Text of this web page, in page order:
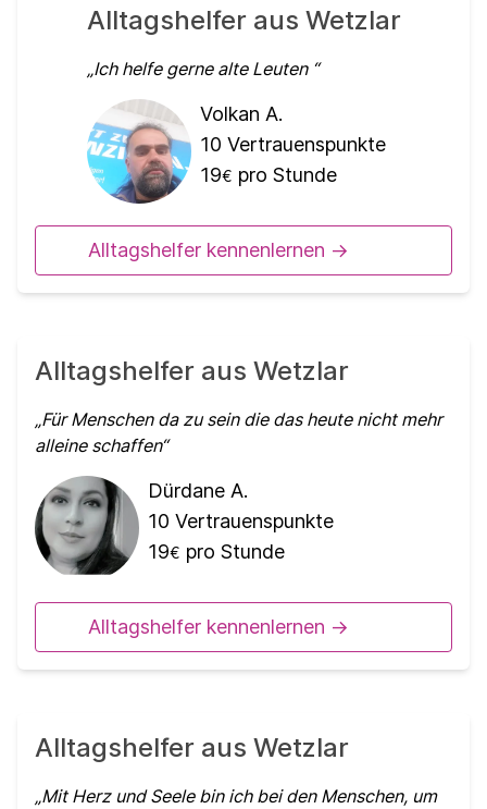
Alltagshelfer aus Wetzlar
Ich helfe gerne alte Leuten
Volkan A.
10 Vertrauenspunkte
19€ pro Stunde
Alltagshelfer kennenlernen ->
Alltagshelfer aus Wetzlar
Für Menschen da zu sein die das heute nicht mehr
alleine schaffen
Dürdane A.
10 Vertrauenspunkte
19€ pro Stunde
Alltagshelfer kennenlernen ->
Alltagshelfer aus Wetzlar
Mit Herz und Seele bin ich bei den Menschen, um